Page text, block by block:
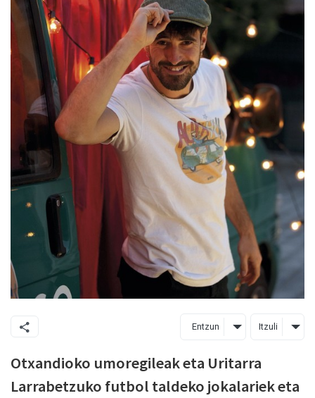
Entzun Itzuli
Otxandioko umoregileak eta Uritarra
Larrabetzuko futbol taldeko jokalariek eta